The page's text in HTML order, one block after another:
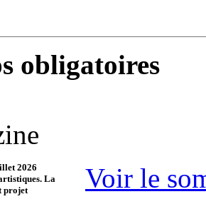
obligatoires
2026
La
projet
Voir le